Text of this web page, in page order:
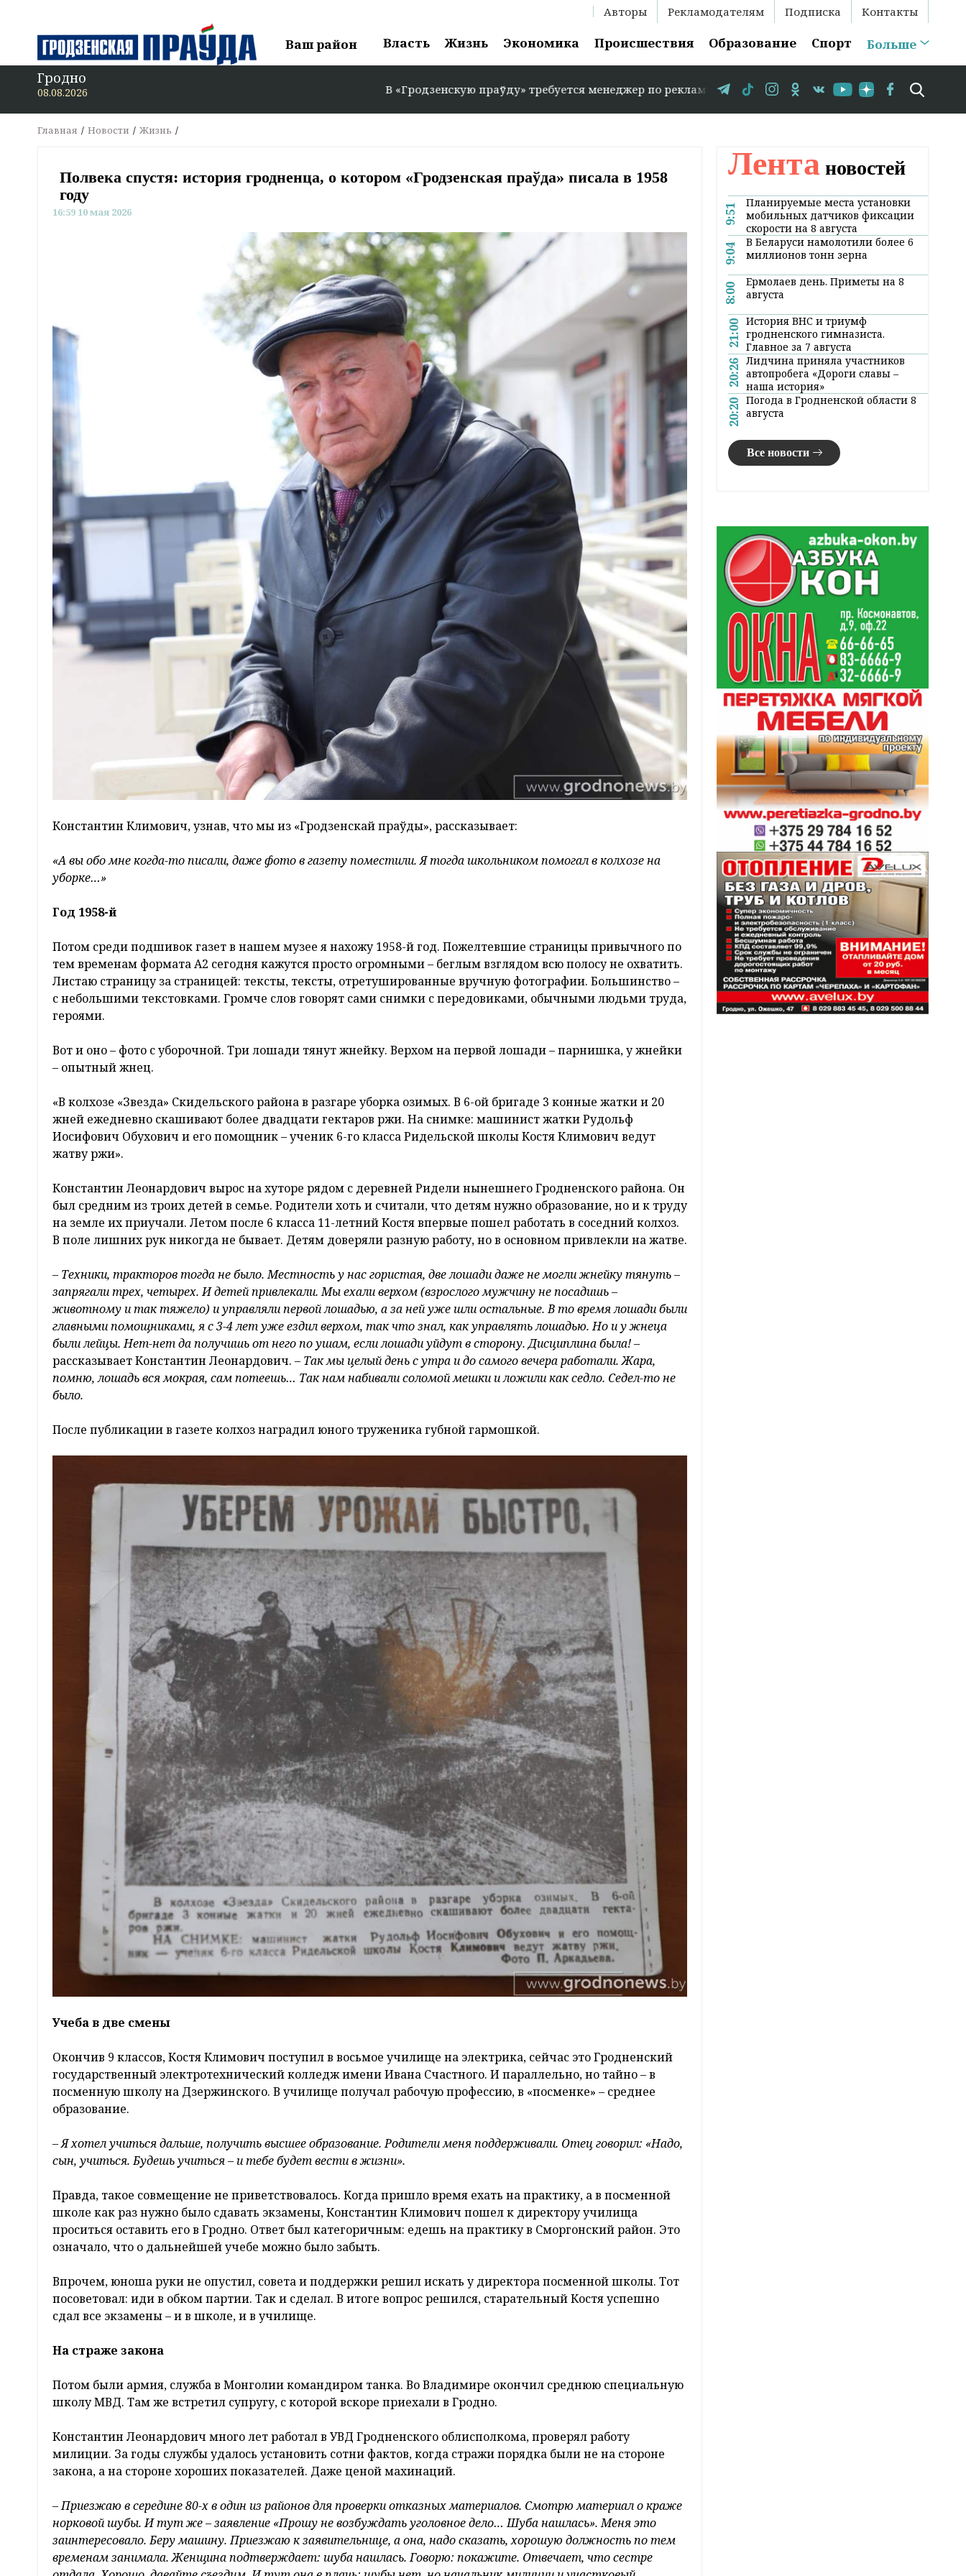
Авторы Рекламодателям Подписка Контакты
Ваш район Власть Жизнь Экономика Происшествия Образование Спорт Больше
Гродно
08.08.2026 В «Гродзенскую праўду» требуется менеджер по рекламе: +375 29 583-35-86 // В Гродно временно
Главная Новости Жизнь
Полвека спустя: история гродненца, о котором «Гродзенская праўда» писала в 1958
году
16:59 10 мая 2026
Константин Климович, узнав, что мы из «Гродзенскай праўды», рассказывает:
«А вы обо мне когда-то писали, даже фото в газету поместили. Я тогда школьником помогал в колхозе на
уборке…»
Год 1958-й
Потом среди подшивок газет в нашем музее я нахожу 1958-й год. Пожелтевшие страницы привычного по
тем временам формата А2 сегодня кажутся просто огромными – беглым взглядом всю полосу не охватить.
Листаю страницу за страницей: тексты, тексты, отретушированные вручную фотографии. Большинство –
с небольшими текстовками. Громче слов говорят сами снимки с передовиками, обычными людьми труда,
героями.
Вот и оно – фото с уборочной. Три лошади тянут жнейку. Верхом на первой лошади – парнишка, у жнейки
– опытный жнец.
«В колхозе «Звезда» Скидельского района в разгаре уборка озимых. В 6-ой бригаде 3 конные жатки и 20
жней ежедневно скашивают более двадцати гектаров ржи. На снимке: машинист жатки Рудольф
Иосифович Обухович и его помощник – ученик 6-го класса Ридельской школы Костя Климович ведут
жатву ржи».
Константин Леонардович вырос на хуторе рядом с деревней Ридели нынешнего Гродненского района. Он
был средним из троих детей в семье. Родители хоть и считали, что детям нужно образование, но и к труду
на земле их приучали. Летом после 6 класса 11-летний Костя впервые пошел работать в соседний колхоз.
В поле лишних рук никогда не бывает. Детям доверяли разную работу, но в основном привлекли на жатве.
– Техники, тракторов тогда не было. Местность у нас гористая, две лошади даже не могли жнейку тянуть –
запрягали трех, четырех. И детей привлекали. Мы ехали верхом (взрослого мужчину не посадишь –
животному и так тяжело) и управляли первой лошадью, а за ней уже шли остальные. В то время лошади были
главными помощниками, я с 3-4 лет уже ездил верхом, так что знал, как управлять лошадью. Но и у жнеца
были лейцы. Нет-нет да получишь от него по ушам, если лошади уйдут в сторону. Дисциплина была! –
рассказывает Константин Леонардович. – Так мы целый день с утра и до самого вечера работали. Жара,
помню, лошадь вся мокрая, сам потеешь… Так нам набивали соломой мешки и ложили как седло. Седел-то не
было.
После публикации в газете колхоз наградил юного труженика губной гармошкой.
Учеба в две смены
Окончив 9 классов, Костя Климович поступил в восьмое училище на электрика, сейчас это Гродненский
государственный электротехнический колледж имени Ивана Счастного. И параллельно, но тайно – в
посменную школу на Дзержинского. В училище получал рабочую профессию, в «посменке» – среднее
образование.
– Я хотел учиться дальше, получить высшее образование. Родители меня поддерживали. Отец говорил: «Надо,
сын, учиться. Будешь учиться – и тебе будет вести в жизни».
Правда, такое совмещение не приветствовалось. Когда пришло время ехать на практику, а в посменной
школе как раз нужно было сдавать экзамены, Константин Климович пошел к директору училища
проситься оставить его в Гродно. Ответ был категоричным: едешь на практику в Сморгонский район. Это
означало, что о дальнейшей учебе можно было забыть.
Впрочем, юноша руки не опустил, совета и поддержки решил искать у директора посменной школы. Тот
посоветовал: иди в обком партии. Так и сделал. В итоге вопрос решился, старательный Костя успешно
сдал все экзамены – и в школе, и в училище.
На страже закона
Потом были армия, служба в Монголии командиром танка. Во Владимире окончил среднюю специальную
школу МВД. Там же встретил супругу, с которой вскоре приехали в Гродно.
Константин Леонардович много лет работал в УВД Гродненского облисполкома, проверял работу
милиции. За годы службы удалось установить сотни фактов, когда стражи порядка были не на стороне
закона, а на стороне хороших показателей. Даже ценой махинаций.
– Приезжаю в середине 80-х в один из районов для проверки отказных материалов. Смотрю материал о краже
норковой шубы. И тут же – заявление «Прошу не возбуждать уголовное дело… Шуба нашлась». Меня это
заинтересовало. Беру машину. Приезжаю к заявительнице, а она, надо сказать, хорошую должность по тем
временам занимала. Женщина подтверждает: шуба нашлась. Говорю: покажите. Отвечает, что сестре
Лента новостей
9:51
Планируемые места установки
мобильных датчиков фиксации
скорости на 8 августа
9:04
В Беларуси намолотили более 6
миллионов тонн зерна
8:00
Ермолаев день. Приметы на 8
августа
21:00 История ВНС и триумф
гродненского гимназиста.
Главное за 7 августа
20:26 Лидчина приняла участников
автопробега «Дороги славы –
наша история»
20:20 Погода в Гродненской области 8
августа
Все новости